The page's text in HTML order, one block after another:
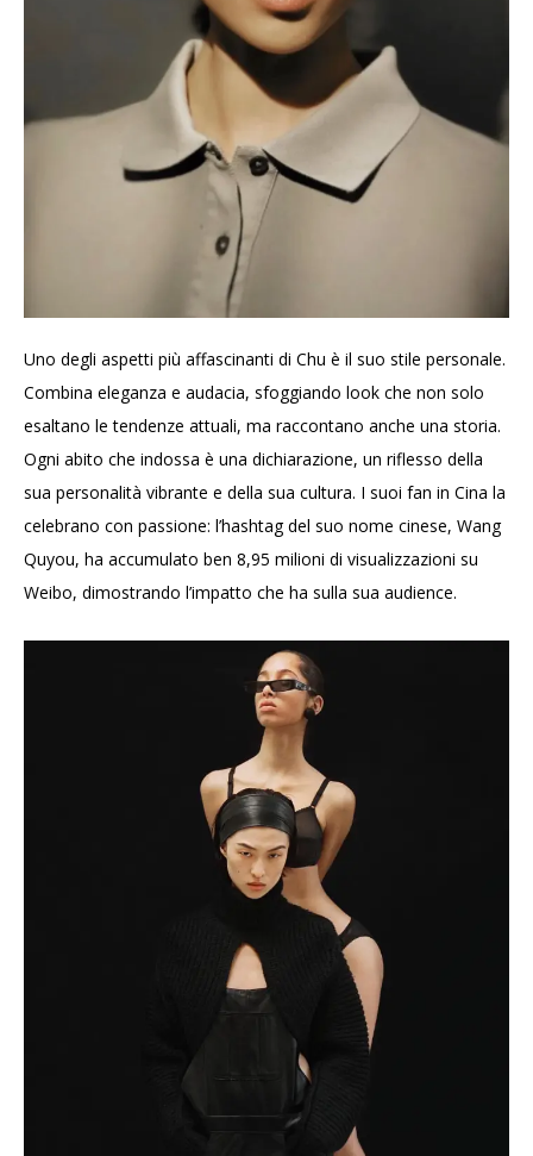
Uno degli aspetti più affascinanti di Chu è il suo stile personale.
Combina eleganza e audacia, sfoggiando look che non solo
esaltano le tendenze attuali, ma raccontano anche una storia.
Ogni abito che indossa è una dichiarazione, un riflesso della
sua personalità vibrante e della sua cultura. I suoi fan in Cina la
celebrano con passione: l’hashtag del suo nome cinese, Wang
Quyou, ha accumulato ben 8,95 milioni di visualizzazioni su
Weibo, dimostrando l’impatto che ha sulla sua audience.